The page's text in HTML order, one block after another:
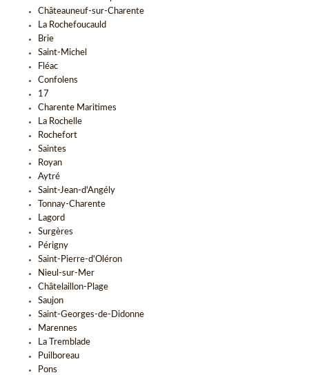
Châteauneuf-sur-Charente
La Rochefoucauld
Brie
Saint-Michel
Fléac
Confolens
17
Charente Maritimes
La Rochelle
Rochefort
Saintes
Royan
Aytré
Saint-Jean-d'Angély
Tonnay-Charente
Lagord
Surgères
Périgny
Saint-Pierre-d'Oléron
Nieul-sur-Mer
Châtelaillon-Plage
Saujon
Saint-Georges-de-Didonne
Marennes
La Tremblade
Puilboreau
Pons